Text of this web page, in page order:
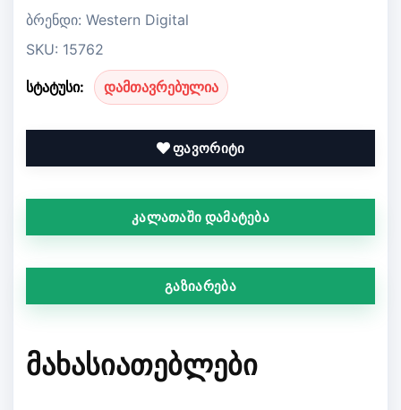
ბრენდი: Western Digital
SKU: 15762
სტატუსი: დამთავრებულია
ფავორიტი
კალათაში დამატება
გაზიარება
ᲛᲐᲮᲐᲡᲘᲐᲗᲔᲑᲚᲔᲑᲘ